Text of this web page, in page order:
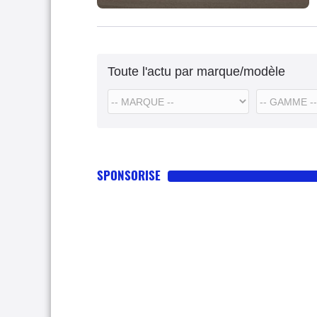
Toute l'actu par marque/modèle
SPONSORISE